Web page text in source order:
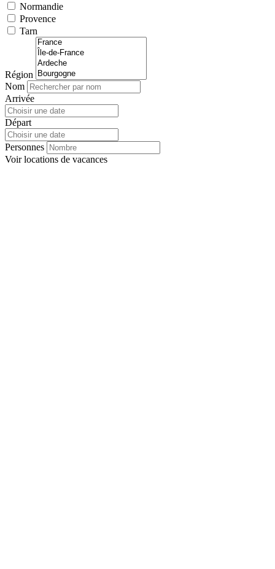
Normandie
Provence
Tarn
Région
Nom
Arrivée
Départ
Personnes
Voirlocations de vacances